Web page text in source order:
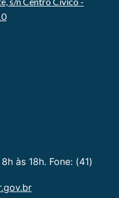
às 18h. Fone: (41)